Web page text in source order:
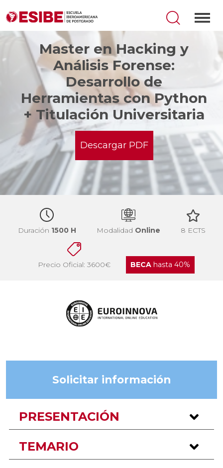
Master en Hacking y
Análisis Forense:
Desarrollo de
Herramientas con Python
+ Titulación Universitaria
Descargar PDF
Duración 1500 H Modalidad Online 8 ECTS
Precio Oficial: 3600€ BECAhasta 40%
Solicitar información
PRESENTACIÓN
TEMARIO